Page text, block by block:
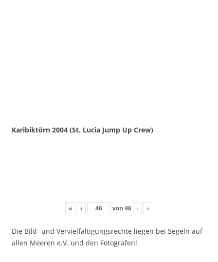
Karibiktörn 2004 (St. Lucia Jump Up Crew)
« ‹ von 46 › »
Die Bild- und Vervielfältigungsrechte liegen bei Segeln auf
allen Meeren e.V. und den Fotografen!